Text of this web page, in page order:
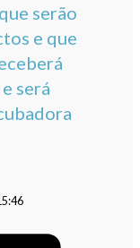
serão
e que
será